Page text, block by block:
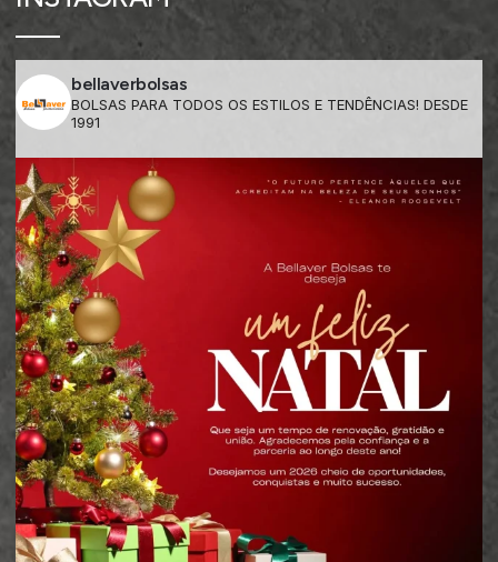
bellaverbolsas
BOLSAS PARA TODOS OS ESTILOS E TENDÊNCIAS! DESDE
1991